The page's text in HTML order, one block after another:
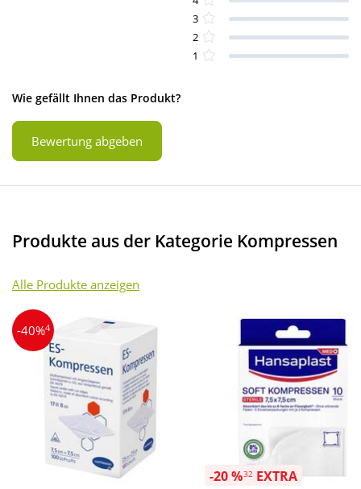
3
2
1
Wie gefällt Ihnen das Produkt?
Bewertung abgeben
Produkte aus der Kategorie Kompressen
Alle Produkte anzeigen
-40%4
-20 %32EXTRA